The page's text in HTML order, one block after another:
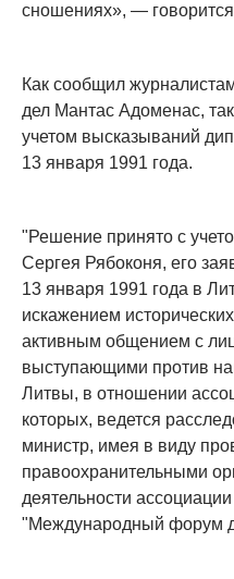
сношениях», —
Как сообщил
дел Мантас Адоменас,
учетом высказываний
13 января 1991 года.
"Решение принято с
Сергея Рябоконя, его
13 января 1991 года в
искажением
активным общением с
выступающими против
Литвы, в отношении
которых, ведется
министр, имея в виду
правоохранительными
деятельности
"Международный форум